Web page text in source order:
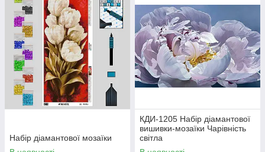
Набір діамантової мозаїки
КДИ-1205 Набір діамантової
вишивки-мозаїки Чарівність
світла